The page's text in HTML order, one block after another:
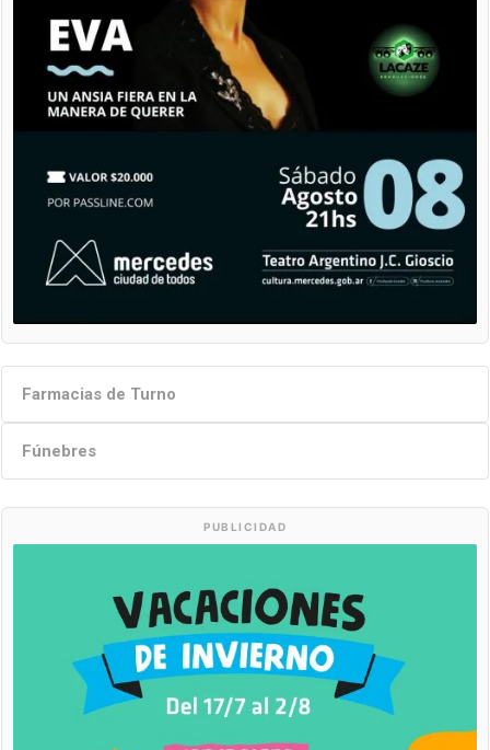
Farmacias de Turno
Fúnebres
PUBLICIDAD